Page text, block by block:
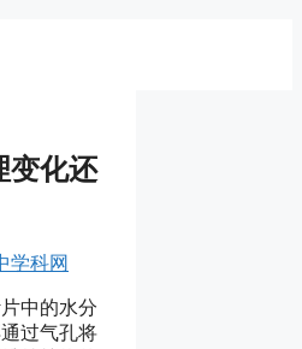
变化还
学科网
中的水分
过气孔将